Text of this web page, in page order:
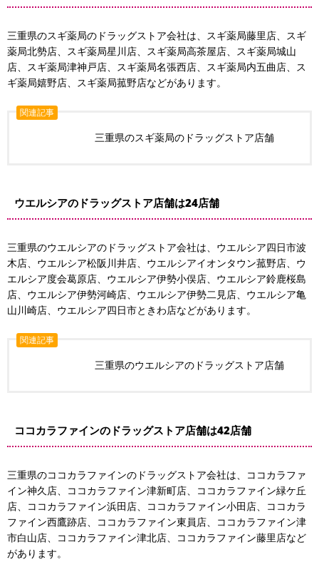
三重県のスギ薬局のドラッグストア会社は、スギ薬局藤里店、スギ
薬局北勢店、スギ薬局星川店、スギ薬局高茶屋店、スギ薬局城山
店、スギ薬局津神戸店、スギ薬局名張西店、スギ薬局内五曲店、ス
ギ薬局嬉野店、スギ薬局菰野店などがあります。
関連記事
三重県のスギ薬局のドラッグストア店舗
ウエルシアのドラッグストア店舗は24店舗
三重県のウエルシアのドラッグストア会社は、ウエルシア四日市波
木店、ウエルシア松阪川井店、ウエルシアイオンタウン菰野店、ウ
エルシア度会葛原店、ウエルシア伊勢小俣店、ウエルシア鈴鹿桜島
店、ウエルシア伊勢河崎店、ウエルシア伊勢二見店、ウエルシア亀
山川崎店、ウエルシア四日市ときわ店などがあります。
関連記事
三重県のウエルシアのドラッグストア店舗
ココカラファインのドラッグストア店舗は42店舗
三重県のココカラファインのドラッグストア会社は、ココカラファ
イン神久店、ココカラファイン津新町店、ココカラファイン緑ケ丘
店、ココカラファイン浜田店、ココカラファイン小田店、ココカラ
ファイン西鷹跡店、ココカラファイン東員店、ココカラファイン津
市白山店、ココカラファイン津北店、ココカラファイン藤里店など
があります。